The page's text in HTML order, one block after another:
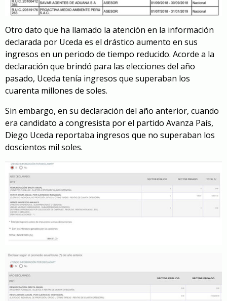
Otro dato que ha llamado la atención en la información
declarada por Uceda es el drástico aumento en sus
ingresos en un periodo de tiempo reducido. Acorde a la
declaración que brindó para las elecciones del año
pasado, Uceda tenía ingresos que superaban los
cuarenta millones de soles.
Sin embargo, en su declaración del año anterior, cuando
era candidato a congresista por el partido Avanza País,
Diego Uceda reportaba ingresos que no superaban los
doscientos mil soles.